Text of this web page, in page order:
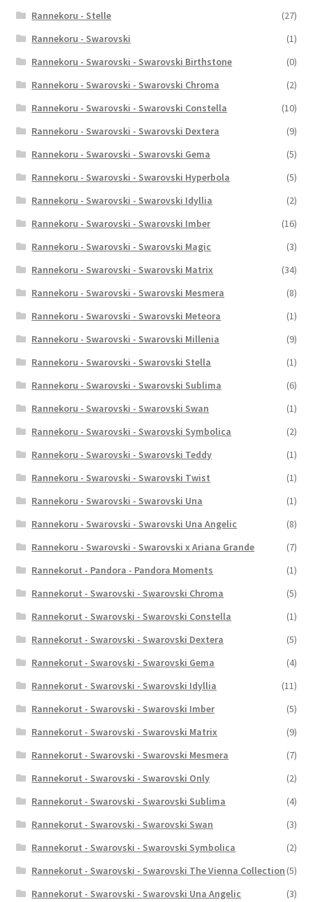
Rannekoru - Stelle
(27)
Rannekoru - Swarovski
(1)
Rannekoru - Swarovski - Swarovski Birthstone
(0)
Rannekoru - Swarovski - Swarovski Chroma
(2)
Rannekoru - Swarovski - Swarovski Constella
(10)
Rannekoru - Swarovski - Swarovski Dextera
(9)
Rannekoru - Swarovski - Swarovski Gema
(5)
Rannekoru - Swarovski - Swarovski Hyperbola
(5)
Rannekoru - Swarovski - Swarovski Idyllia
(2)
Rannekoru - Swarovski - Swarovski Imber
(16)
Rannekoru - Swarovski - Swarovski Magic
(3)
Rannekoru - Swarovski - Swarovski Matrix
(34)
Rannekoru - Swarovski - Swarovski Mesmera
(8)
Rannekoru - Swarovski - Swarovski Meteora
(1)
Rannekoru - Swarovski - Swarovski Millenia
(9)
Rannekoru - Swarovski - Swarovski Stella
(1)
Rannekoru - Swarovski - Swarovski Sublima
(6)
Rannekoru - Swarovski - Swarovski Swan
(1)
Rannekoru - Swarovski - Swarovski Symbolica
(2)
Rannekoru - Swarovski - Swarovski Teddy
(1)
Rannekoru - Swarovski - Swarovski Twist
(1)
Rannekoru - Swarovski - Swarovski Una
(1)
Rannekoru - Swarovski - Swarovski Una Angelic
(8)
Rannekoru - Swarovski - Swarovski x Ariana Grande
(7)
Rannekorut - Pandora - Pandora Moments
(1)
Rannekorut - Swarovski - Swarovski Chroma
(5)
Rannekorut - Swarovski - Swarovski Constella
(1)
Rannekorut - Swarovski - Swarovski Dextera
(5)
Rannekorut - Swarovski - Swarovski Gema
(4)
Rannekorut - Swarovski - Swarovski Idyllia
(11)
Rannekorut - Swarovski - Swarovski Imber
(5)
Rannekorut - Swarovski - Swarovski Matrix
(9)
Rannekorut - Swarovski - Swarovski Mesmera
(7)
Rannekorut - Swarovski - Swarovski Only
(2)
Rannekorut - Swarovski - Swarovski Sublima
(4)
Rannekorut - Swarovski - Swarovski Swan
(3)
Rannekorut - Swarovski - Swarovski Symbolica
(2)
Rannekorut - Swarovski - Swarovski The Vienna Collection (5)
Rannekorut - Swarovski - Swarovski Una Angelic
(3)